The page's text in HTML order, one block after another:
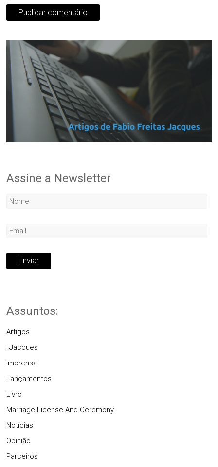
Assine a Newsletter
Assuntos:
Artigos
FJacques
Imprensa
Lançamentos
Livro
Marriage License And Ceremony
Notícias
Opinião
Parceiros